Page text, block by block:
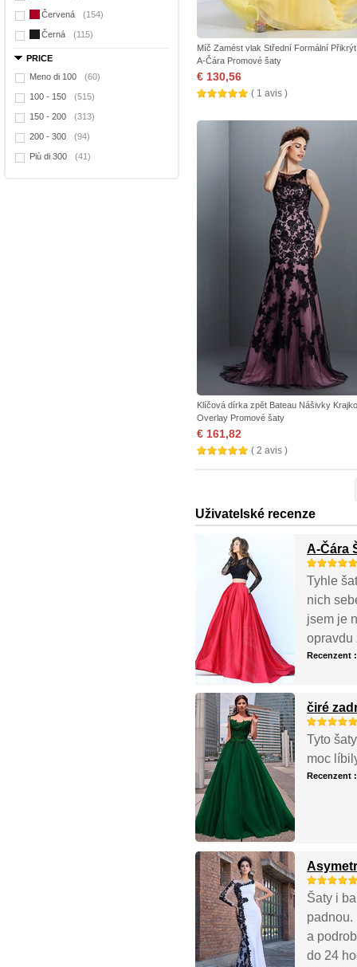
Červená (154)
Černá (115)
PRICE
Meno di 100
(60)
100 - 150 (515)
150 - 200 (313)
200 - 300 (94)
Più di 300 (41)
Míč Zamést vlak Střední Formální Přikrýt
A-Čára Promové šaty
€ 130,56
( 1 avis )
Klíčová dírka zpět Bateau Nášivky
Overlay Promové šaty
€ 161,82
( 2 avis )
Uživatelské recenze
A-Čára
Tyhle
nich
jsem je
opravdu
Recenzent
čiré
Tyto
moc
Recenzent
Šaty i
padnou.
a
do 24